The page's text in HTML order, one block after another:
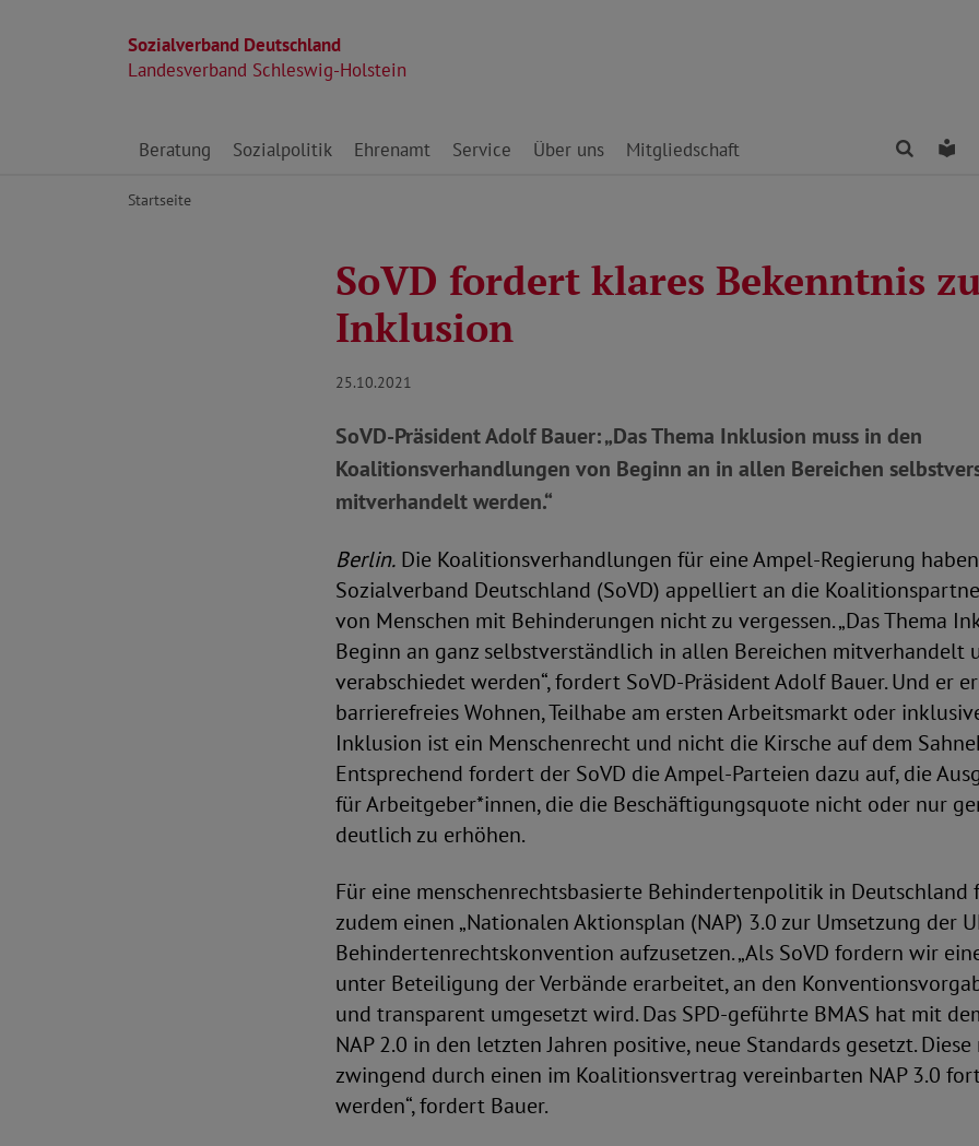
Sozialverband Deutschland
Landesverband Schleswig-Holstein
Direkt zu den Inhalten springen
Beratung Sozialpolitik Ehrenamt Service Über uns Mitgliedschaft Finden
Startseite
SoVD fordert klares Bekenntnis
Inklusion
25.10.2021
SoVD-Präsident Adolf Bauer: „Das Thema Inklusion muss in den
Koalitionsverhandlungen von Beginn an in allen Bereichen
mitverhandelt werden.“
Berlin. Die Koalitionsverhandlungen für eine Ampel-Regierung
Sozialverband Deutschland (SoVD) appelliert an die
von Menschen mit Behinderungen nicht zu vergessen. „Das Thema
Beginn an ganz selbstverständlich in allen Bereichen mitverhandelt
verabschiedet werden“, fordert SoVD-Präsident Adolf Bauer. Und er
barrierefreies Wohnen, Teilhabe am ersten Arbeitsmarkt oder
Inklusion ist ein Menschenrecht und nicht die Kirsche auf dem
Entsprechend fordert der SoVD die Ampel-Parteien dazu auf, die
für Arbeitgeber*innen, die die Beschäftigungsquote nicht oder nur
deutlich zu erhöhen.
Für eine menschenrechtsbasierte Behindertenpolitik in Deutschland
zudem einen „Nationalen Aktionsplan (NAP) 3.0 zur Umsetzung der
Behindertenrechtskonvention aufzusetzen. „Als SoVD fordern wir
unter Beteiligung der Verbände erarbeitet, an den
und transparent umgesetzt wird. Das SPD-geführte BMAS hat mit
NAP 2.0 in den letzten Jahren positive, neue Standards gesetzt. Diese
zwingend durch einen im Koalitionsvertrag vereinbarten NAP 3.0
werden“, fordert Bauer.